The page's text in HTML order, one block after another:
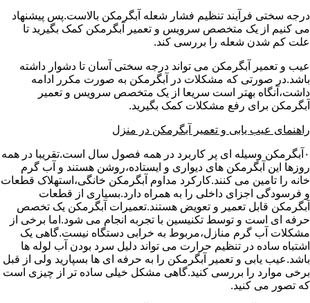
درجه سختی فرآیند تنظیم فشار شعله آبگرمکن بالاست.پس پیشنهاد
می کنیم از یک متخصص سرویس و تعمیر آبگرمکن کمک بگیرید تا
علت کم شدن شعله را بررسی کند.
عیب و تعمیر آبگرمکن می تواند درجه سختی آسان تا دشوار داشته
باشد.در صورتی که مشکلات در آبگرمکن به صورت مکرر ادامه
داشت،آنگاه بهتر است سریعا از یک متخصص سرویس و تعمیر
آبگرمکن برای رفع مشکلات کمک بگیرید.
راهنمای عیب یابی و تعمیر آبگرمکن در منزل
۰آبگرمکن وسیله ای پر کاربرد در همه فصول سال است.تقریبا در همه
روزها این آبگرمکن های دیواری و ایستاده،روشن هستند و آب گرم
خانه را تامین می کنند.کارکرد مداوم آبگرمکن خانگی،استهلاک قطعات
و فرسودگی اجزای داخلی را به همراه دارد.بسیاری از قطعات
آبگرمکن قابل تعمیر و تعویض هستند.تعمیرات آبگرمکن یک تخصص
حرفه ای است و توسط تکنیسین با تجربه انجام می شود.اما برخی از
مشکلات آب گرم منازل،مربوط به خرابی دستگاه نیست.گاهی یک
اشتباه ساده در تنظیم حرارت می تواند دلیل سرد بودن آب لوله ها
باشد.عیب یابی و تعمیر آبگرمکن را به حرفه ای ها بسپارید ولی از قبل
برخی موارد را بررسی کنید.گاهی مشکل خیلی ساده تر از چیزی است
که تصور می کنید.